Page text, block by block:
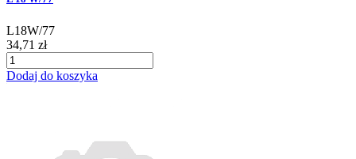
L18W/77
34,71 zł
Dodaj do koszyka